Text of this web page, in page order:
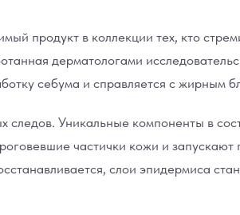
продукт в коллекции тех, кто
дерматологами
себума и справляется с жирным
следов. Уникальные компоненты в
частички кожи и запускают
слои эпидермиса